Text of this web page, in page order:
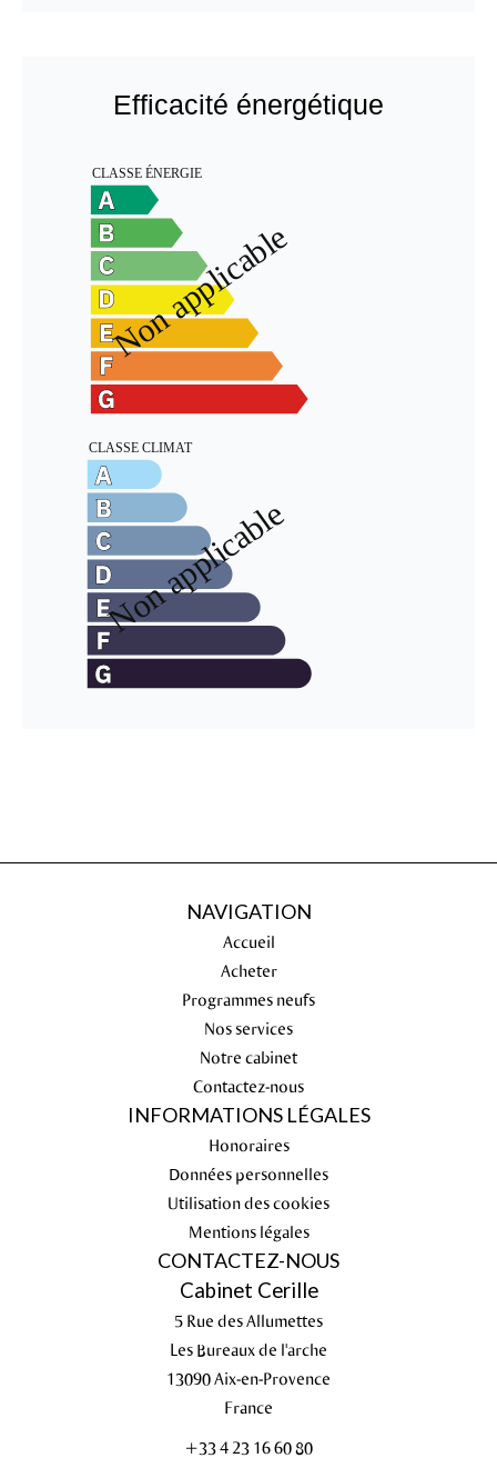
Efficacité énergétique
NAVIGATION
Accueil
Acheter
Programmes neufs
Nos services
Notre cabinet
Contactez-nous
INFORMATIONS LÉGALES
Honoraires
Données personnelles
Utilisation des cookies
Mentions légales
CONTACTEZ-NOUS
Cabinet Cerille
5 Rue des Allumettes
Les Bureaux de l'arche
13090Aix-en-Provence
France
+33 4 23 16 60 80